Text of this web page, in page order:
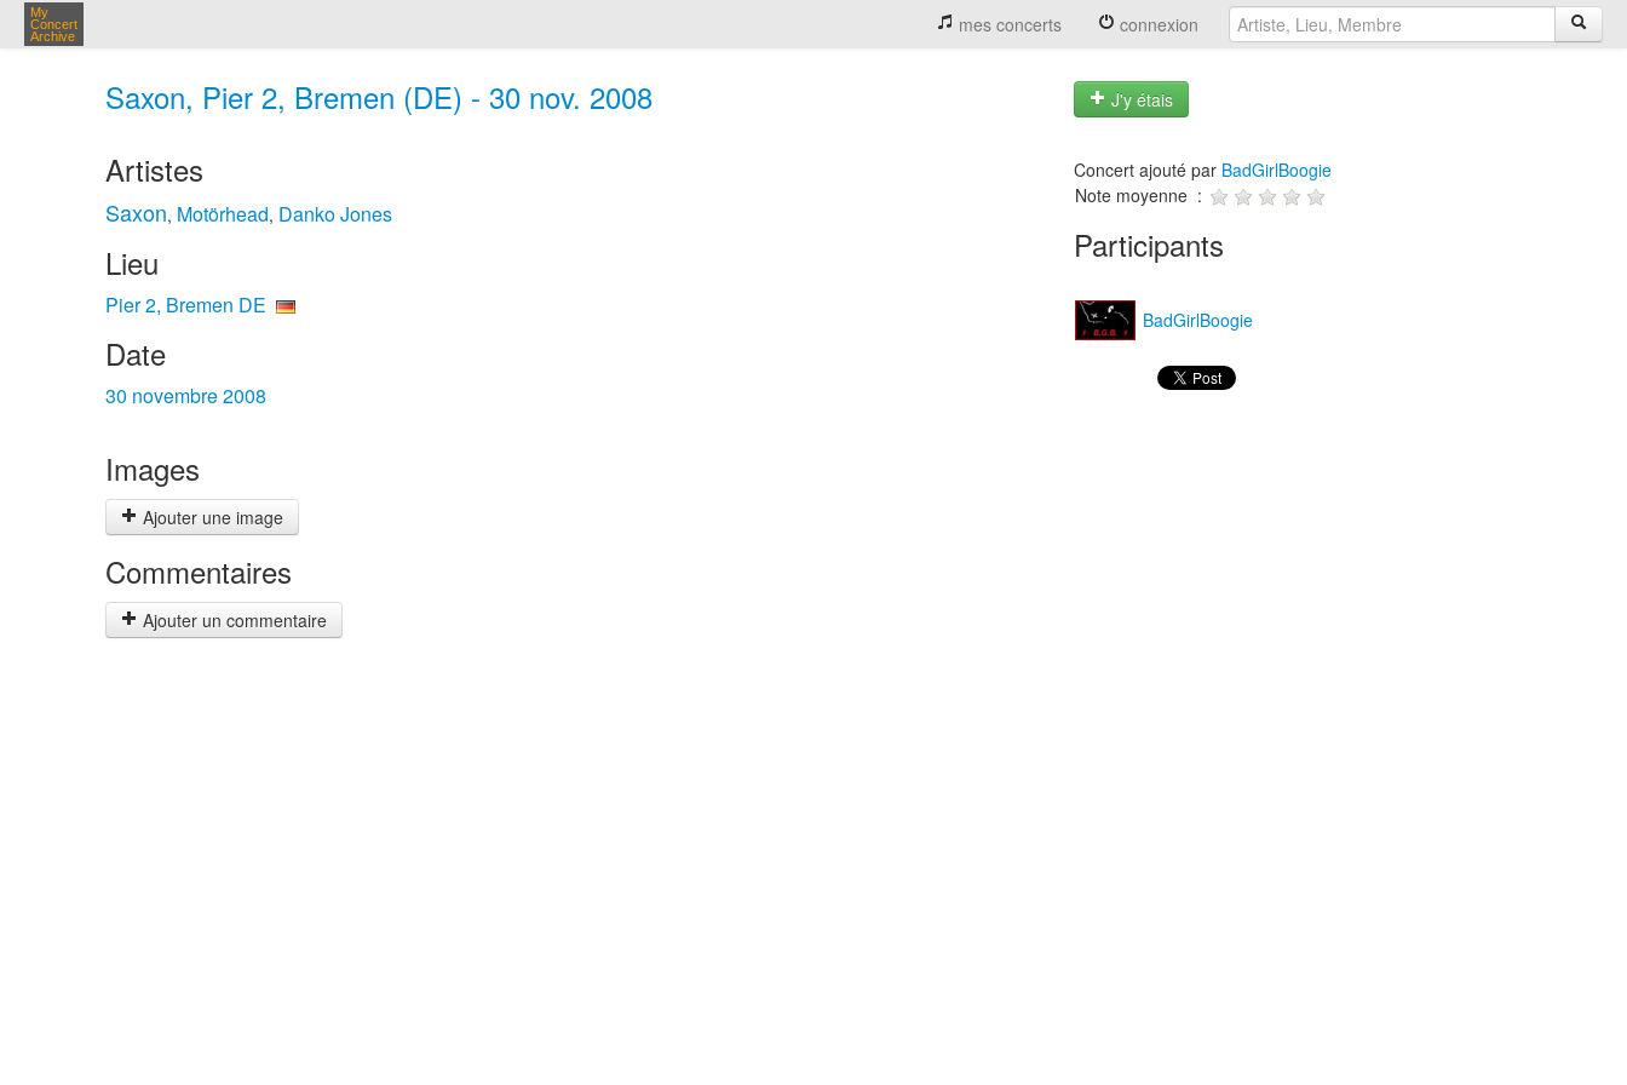
My
Concert
Archive
mes concerts connexion
Saxon, Pier 2, Bremen (DE) - 30 nov. 2008 J'y étais
Artistes
Saxon, Motörhead, Danko Jones
Lieu
Pier 2, Bremen DE
Date
30 novembre 2008
Images
Ajouter une image
Commentaires
Ajouter un commentaire
Concert ajouté par BadGirlBoogie
Note moyenne :
Participants
BadGirlBoogie